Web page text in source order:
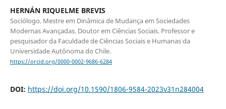
HERNÁN RIQUELME BREVIS
Sociólogo. Mestre em Dinâmica de Mudança em Sociedades
Modernas Avançadas. Doutor em Ciências Sociais. Professor e
pesquisador da Faculdade de Ciências Sociais e Humanas da
Universidade Autônoma do Chile.
https://orcid.org/0000-0002-9686-6284
DOI: https://doi.org/10.1590/1806-9584-2023v31n284004